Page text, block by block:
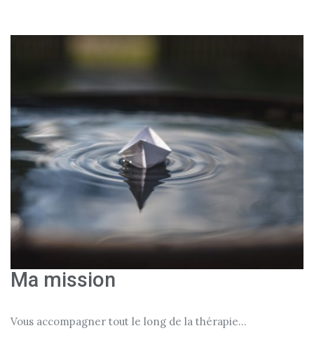
Ma mission
Vous accompagner tout le long de la thérapie...